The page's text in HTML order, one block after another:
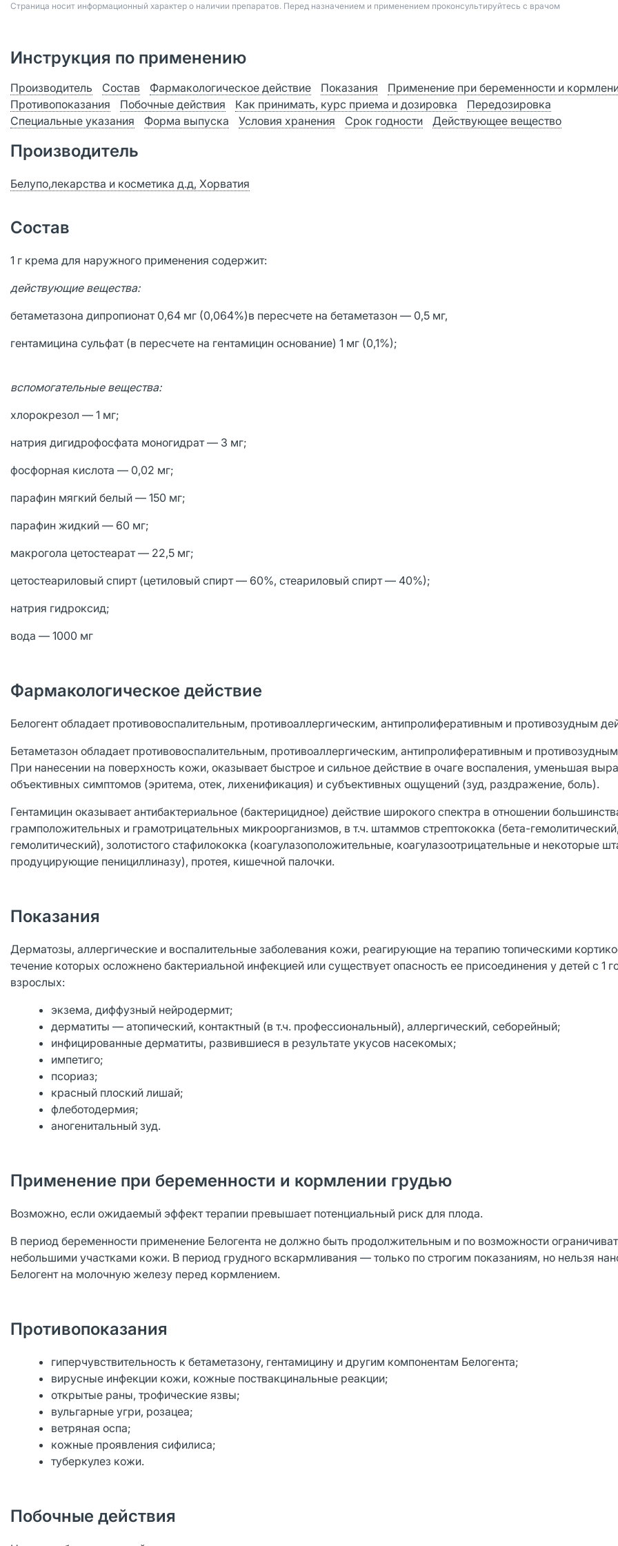
Страница носит информационный характер о наличии препаратов. Перед назначением и применением проконсультируйтесь с врачом
Инструкция по применению
Производитель Состав Фармакологическое действие Показания
Применение при беременности и
Противопоказания
Побочные действия Как принимать, курс приема и дозировка
Передозировка
Специальные указания
Форма выпуска Условия хранения Срок годности Действующее вещество
Производитель
Белупо,лекарства и косметика д.д, Хорватия
Состав
1 г крема для наружного применения содержит:
действующие вещества:
бетаметазона дипропионат 0,64 мг (0,064%)в пересчете на бетаметазон — 0,5 мг,
гентамицина сульфат (в пересчете на гентамицин основание) 1 мг (0,1%);
вспомогательные вещества:
хлорокрезол — 1 мг;
натрия дигидрофосфата моногидрат — 3 мг;
фосфорная кислота — 0,02 мг;
парафин мягкий белый — 150 мг;
парафин жидкий — 60 мг;
макрогола цетостеарат — 22,5 мг;
цетостеариловый спирт (цетиловый спирт — 60%, стеариловый спирт — 40%);
натрия гидроксид;
вода — 1000 мг
Фармакологическое действие
Белогент обладает противовоспалительным, противоаллергическим, антипролиферативным и противозудным
Бетаметазон обладает противовоспалительным, противоаллергическим, антипролиферативным и
При нанесении на поверхность кожи, оказывает быстрое и сильное действие в очаге воспаления, уменьшая
объективных симптомов (эритема, отек, лихенификация) и субъективных ощущений (зуд, раздражение, боль).
Гентамицин оказывает антибактериальное (бактерицидное) действие широкого спектра в отношении
грамположительных и грамотрицательных микроорганизмов, в т.ч. штаммов стрептококка (бета-
гемолитический), золотистого стафилококка (коагулазоположительные, коагулазоотрицательные и некоторые
продуцирующие пенициллиназу), протея, кишечной палочки.
Показания
Дерматозы, аллергические и воспалительные заболевания кожи, реагирующие на терапию топическими
течение которых осложнено бактериальной инфекцией или существует опасность ее присоединения у детей с 1
взрослых:
экзема, диффузный нейродермит;
дерматиты — атопический, контактный (в т.ч. профессиональный), аллергический, себорейный;
инфицированные дерматиты, развившиеся в результате укусов насекомых;
импетиго;
псориаз;
красный плоский лишай;
флеботодермия;
аногенитальный зуд.
Применение при беременности и кормлении грудью
Возможно, если ожидаемый эффект терапии превышает потенциальный риск для плода.
В период беременности применение Белогента не должно быть продолжительным и по возможности
небольшими участками кожи. В период грудного вскармливания — только по строгим показаниям, но нельзя
Белогент на молочную железу перед кормлением.
Противопоказания
гиперчувствительность к бетаметазону, гентамицину и другим компонентам Белогента;
вирусные инфекции кожи, кожные поствакцинальные реакции;
открытые раны, трофические язвы;
вульгарные угри, розацеа;
ветряная оспа;
кожные проявления сифилиса;
туберкулез кожи.
Побочные действия